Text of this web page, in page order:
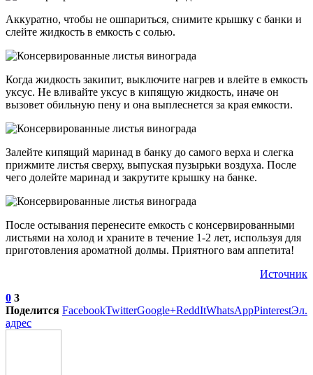
Аккуратно, чтобы не ошпариться, снимите крышку с банки и
слейте жидкость в емкость с солью.
Когда жидкость закипит, выключите нагрев и влейте в емкость
уксус. Не вливайте уксус в кипящую жидкость, иначе он
вызовет обильную пену и она выплеснется за края емкости.
Залейте кипящий маринад в банку до самого верха и слегка
прижмите листья сверху, выпуская пузырьки воздуха. После
чего долейте маринад и закрутите крышку на банке.
После остывания перенесите емкость с консервированными
листьями на холод и храните в течение 1-2 лет, используя для
приготовления ароматной долмы. Приятного вам аппетита!
Источник
0 3
Поделится FacebookTwitterGoogle+ReddItWhatsAppPinterestЭл.
адрес